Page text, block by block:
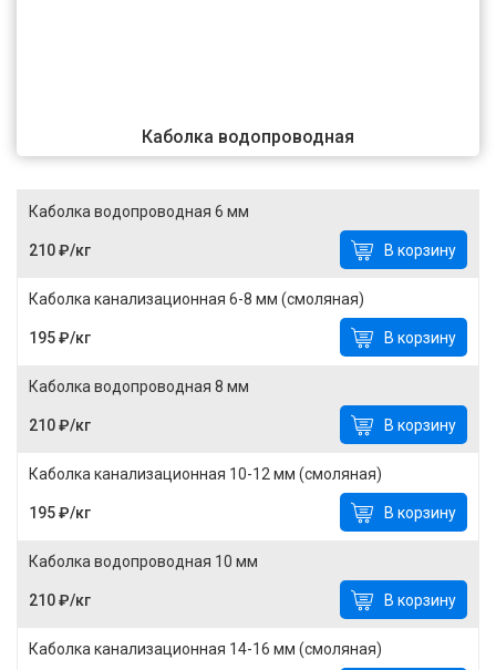
Каболка водопроводная
Каболка водопроводная 6 мм
210 ₽/кг В корзину
Каболка канализационная 6-8 мм (смоляная)
195 ₽/кг В корзину
Каболка водопроводная 8 мм
210 ₽/кг В корзину
Каболка канализационная 10-12 мм (смоляная)
195 ₽/кг В корзину
Каболка водопроводная 10 мм
210 ₽/кг В корзину
Каболка канализационная 14-16 мм (смоляная)